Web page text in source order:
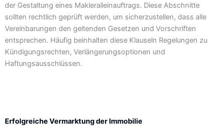
der Gestaltung eines Makleralleinauftrags. Diese Abschnitte
sollten rechtlich geprüft werden, um sicherzustellen, dass alle
Vereinbarungen den geltenden Gesetzen und Vorschriften
entsprechen. Häufig beinhalten diese Klauseln Regelungen zu
Kündigungsrechten, Verlängerungsoptionen und
Haftungsausschlüssen.
Erfolgreiche Vermarktung der Immobilie